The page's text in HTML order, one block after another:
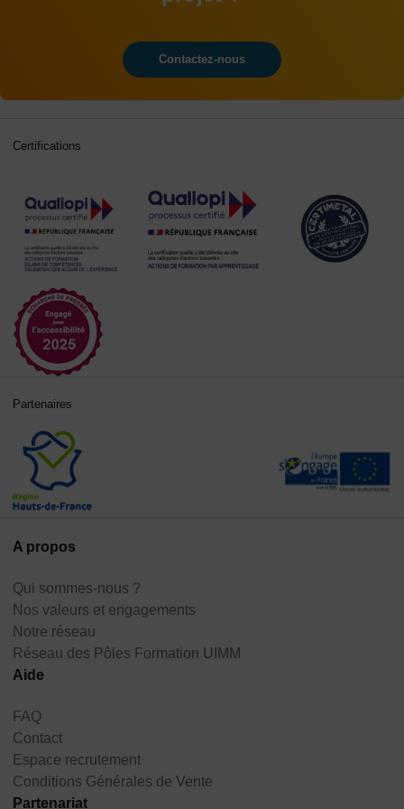
Contactez-nous
A propos
Qui sommes-nous ?
Nos valeurs et engagements
Notre réseau
Réseau des Pôles Formation UIMM
Aide
FAQ
Contact
Espace recrutement
Conditions Générales de Vente
Partenariat
Certifications
Partenaires